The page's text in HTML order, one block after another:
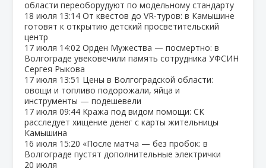
области переоборудуют по модельному стандарту
18 июля 13:14 От квестов до VR‑туров: в Камышине
готовят к открытию детский просветительский
центр
17 июля 14:02 Орден Мужества — посмертно: в
Волгограде увековечили память сотрудника УФСИН
Сергея Рыкова
17 июля 13:51 Цены в Волгоградской области:
овощи и топливо подорожали, яйца и
инструменты — подешевели
17 июля 09:44 Кража под видом помощи: СК
расследует хищение денег с карты жительницы
Камышина
16 июля 15:20 «После матча — без пробок: в
Волгограде пустят дополнительные электрички
20 июля